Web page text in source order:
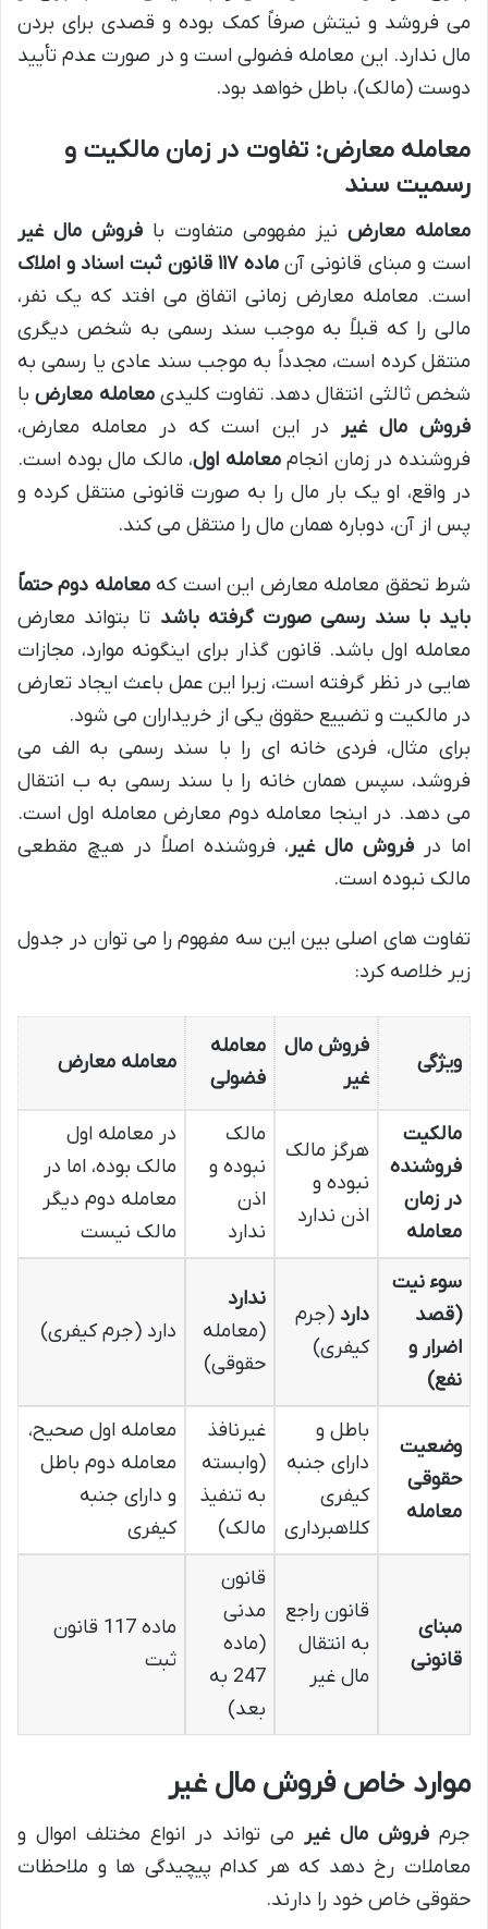
می فروشد و نیتش صرفاً کمک بوده و قصدی برای بردن
مال ندارد. این معامله فضولی است و در صورت عدم تأیید
دوست (مالک)، باطل خواهد بود.
معامله معارض: تفاوت در زمان مالکیت و
رسمیت سند
معامله معارض نیز مفهومی متفاوت با فروش مال غیر
است و مبنای قانونی آنماده ۱۱۷ قانون ثبت اسناد و املاک
است. معامله معارض زمانی اتفاق می افتد که یک نفر،
مالی را که قبلاً به موجب سند رسمی به شخص دیگری
منتقل کرده است، مجدداً به موجب سند عادی یا رسمی به
شخص ثالثی انتقال دهد. تفاوت کلیدیمعامله معارضبا
فروش مال غیر
در این است که در معامله معارض،
فروشنده در زمان انجاممعامله اول، مالک مال بوده است.
در واقع، او یک بار مال را به صورت قانونی منتقل کرده و
پس از آن، دوباره همان مال را منتقل می کند.
شرط تحقق معامله معارض این است کهمعامله دوم حتماً
باید با سند رسمی صورت گرفته باشد تا بتواند معارض
معامله اول باشد. قانون گذار برای اینگونه موارد، مجازات
هایی در نظر گرفته است، زیرا این عمل باعث ایجاد تعارض
در مالکیت و تضییع حقوق یکی از خریداران می شود.
برای مثال، فردی خانه ای را با سند رسمی به الف می
فروشد، سپس همان خانه را با سند رسمی به ب انتقال
می دهد. در اینجا معامله دوم معارض معامله اول است.
اما در فروش مال غیر، فروشنده اصلاً در هیچ مقطعی
مالک نبوده است.
تفاوت های اصلی بین این سه مفهوم را می توان در جدول
زیر خلاصه کرد:
ویژگی
فروش مال
غیر
معامله
فضولی
معامله معارض
مالکیت
فروشنده
در زمان
معامله
هرگز مالک
نبوده و
اذن ندارد
مالک
نبوده و
اذن
ندارد
در معامله اول
مالک بوده، اما در
معامله دوم دیگر
مالک نیست
سوء نیت
(قصد
اضرار و
نفع)
دارد (جرم
کیفری)
ندارد
(معامله
حقوقی)
دارد (جرم کیفری)
وضعیت
حقوقی
معامله
باطل و
دارای جنبه
کیفری
کلاهبرداری
غیرنافذ
(وابسته
به تنفیذ
مالک)
معامله اول صحیح،
معامله دوم باطل
و دارای جنبه
کیفری
مبنای
قانونی
قانون راجع
به انتقال
مال غیر
قانون
مدنی
(ماده
247 به
بعد)
ماده 117 قانون
ثبت
موارد خاص فروش مال غیر
جرم فروش مال غیر می تواند در انواع مختلف اموال و
معاملات رخ دهد که هر کدام پیچیدگی ها و ملاحظات
حقوقی خاص خود را دارند.